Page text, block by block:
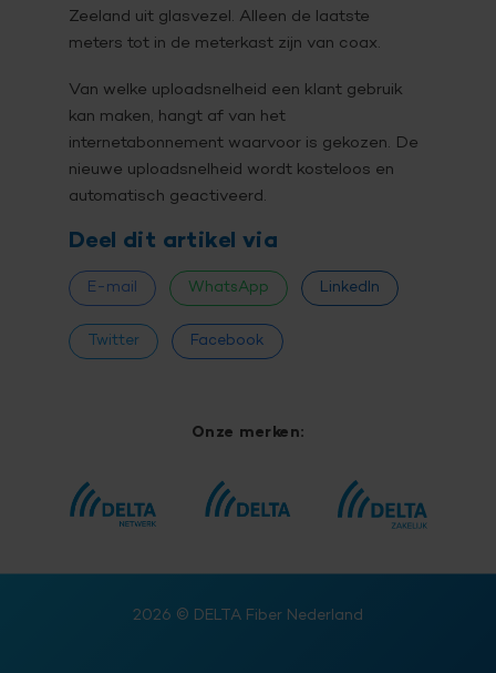
Deel dit artikel via
E-mail WhatsApp LinkedIn
Twitter Facebook
Zeeland uit glasvezel. Alleen de laatste
meters tot in de meterkast zijn van coax.
Van welke uploadsnelheid een klant gebruik
kan maken, hangt af van het
internetabonnement waarvoor is gekozen. De
nieuwe uploadsnelheid wordt kosteloos en
automatisch geactiveerd.
Onze merken:
2026 © DELTA Fiber Nederland